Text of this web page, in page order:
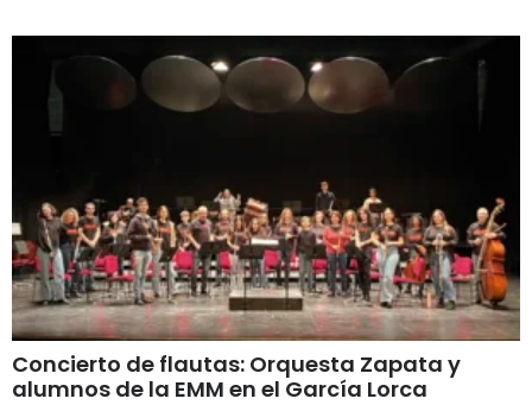
Concierto de flautas: Orquesta Zapata y
alumnos de la EMM en el García Lorca